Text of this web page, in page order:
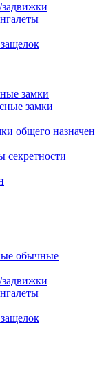
замки
замки
общего
секретности
обычные